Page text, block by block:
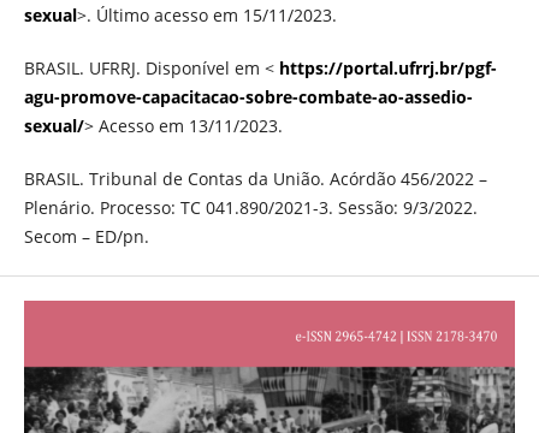
sexual>. Último acesso em 15/11/2023.
BRASIL. UFRRJ. Disponível em < https://portal.ufrrj.br/pgf-
agu-promove-capacitacao-sobre-combate-ao-assedio-
sexual/> Acesso em 13/11/2023.
BRASIL. Tribunal de Contas da União. Acórdão 456/2022 –
Plenário. Processo: TC 041.890/2021-3. Sessão: 9/3/2022.
Secom – ED/pn.